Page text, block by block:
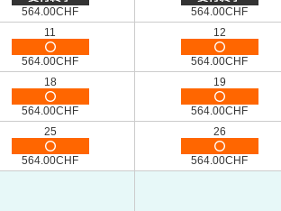
564.00CHF 564.00CHF
11
564.00CHF
12
564.00CHF
18
564.00CHF
19
564.00CHF
25
564.00CHF
26
564.00CHF